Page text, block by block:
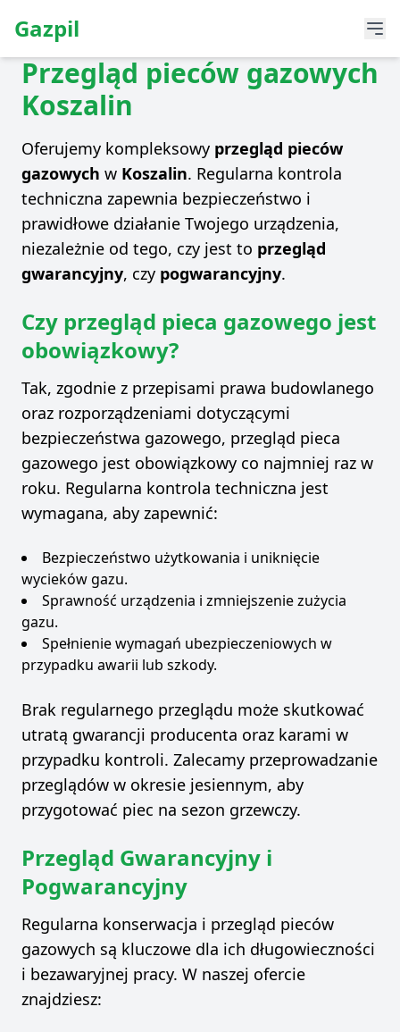
Gazpil
Przegląd pieców gazowych
Koszalin
Oferujemy kompleksowy przegląd pieców
gazowych w Koszalin. Regularna kontrola
techniczna zapewnia bezpieczeństwo i
prawidłowe działanie Twojego urządzenia,
niezależnie od tego, czy jest to przegląd
gwarancyjny, czy pogwarancyjny.
Czy przegląd pieca gazowego jest
obowiązkowy?
Tak, zgodnie z przepisami prawa budowlanego
oraz rozporządzeniami dotyczącymi
bezpieczeństwa gazowego, przegląd pieca
gazowego jest obowiązkowy co najmniej raz w
roku. Regularna kontrola techniczna jest
wymagana, aby zapewnić:
Bezpieczeństwo użytkowania i uniknięcie
wycieków gazu.
Sprawność urządzenia i zmniejszenie zużycia
gazu.
Spełnienie wymagań ubezpieczeniowych w
przypadku awarii lub szkody.
Brak regularnego przeglądu może skutkować
utratą gwarancji producenta oraz karami w
przypadku kontroli. Zalecamy przeprowadzanie
przeglądów w okresie jesiennym, aby
przygotować piec na sezon grzewczy.
Przegląd Gwarancyjny i
Pogwarancyjny
Regularna konserwacja i przegląd pieców
gazowych są kluczowe dla ich długowieczności
i bezawaryjnej pracy. W naszej ofercie
znajdziesz: